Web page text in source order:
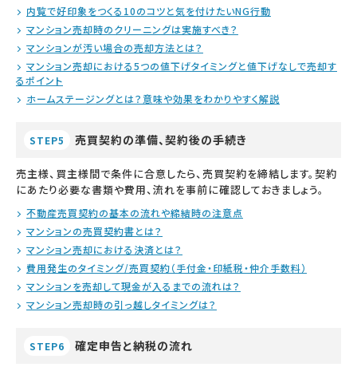
内覧で好印象をつくる10のコツと気を付けたいNG行動
マンション売却時のクリーニングは実施すべき？
マンションが汚い場合の売却方法とは？
マンション売却における5つの値下げタイミングと値下げなしで売却す
るポイント
ホームステージングとは？意味や効果をわかりやすく解説
STEP5 売買契約の準備、契約後の手続き
売主様、買主様間で条件に合意したら、売買契約を締結します。契約
にあたり必要な書類や費用、流れを事前に確認しておきましょう。
不動産売買契約の基本の流れや締結時の注意点
マンションの売買契約書とは？
マンション売却における決済とは？
費用発生のタイミング/売買契約（手付金・印紙税・仲介手数料）
マンションを売却して現金が入るまでの流れは？
マンション売却時の引っ越しタイミングは？
STEP6 確定申告と納税の流れ